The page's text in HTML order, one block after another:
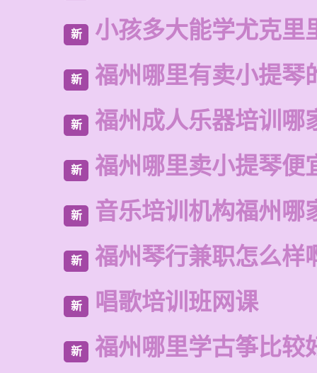
新 小孩多大能学尤克里
新 福州哪里有卖小提琴
新 福州成人乐器培训哪
新 福州哪里卖小提琴便
新 音乐培训机构福州哪
新 福州琴行兼职怎么样
新 唱歌培训班网课
新 福州哪里学古筝比较